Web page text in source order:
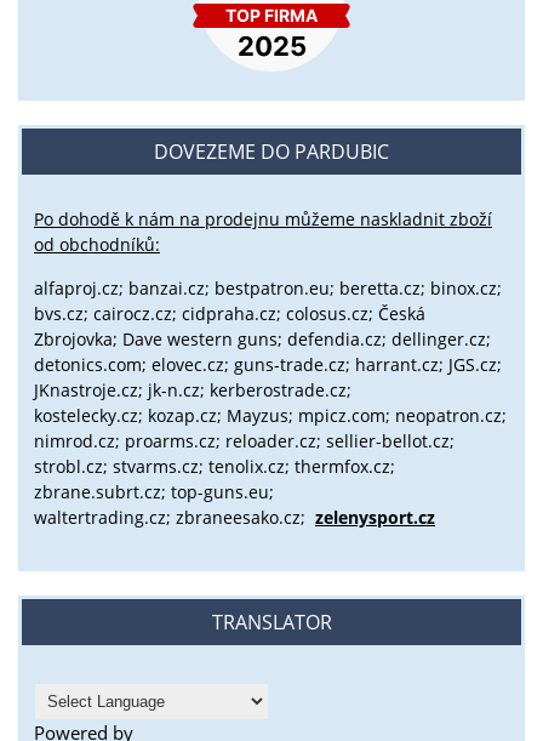
DOVEZEME DO PARDUBIC
Po dohodě k nám na prodejnu můžeme naskladnit zboží
od obchodníků:
alfaproj.cz; banzai.cz; bestpatron.eu; beretta.cz; binox.cz;
bvs.cz; cairocz.cz; cidpraha.cz; colosus.cz; Česká
Zbrojovka; Dave western guns; defendia.cz; dellinger.cz;
detonics.com; elovec.cz; guns-trade.cz; harrant.cz; JGS.cz;
JKnastroje.cz; jk-n.cz; kerberostrade.cz;
kostelecky.cz; kozap.cz; Mayzus; mpicz.com; neopatron.cz;
nimrod.cz; proarms.cz; reloader.cz; sellier-bellot.cz;
strobl.cz; stvarms.cz; tenolix.cz; thermfox.cz;
zbrane.subrt.cz; top-guns.eu;
waltertrading.cz; zbraneesako.cz; zelenysport.cz
TRANSLATOR
Powered by